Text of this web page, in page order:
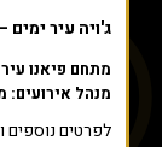
ג'ויה עיר
מתחם פיאנו עיר
מנהל אירועים:
לפרטים